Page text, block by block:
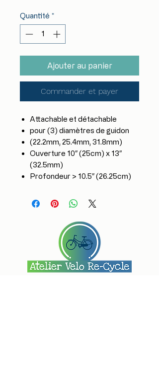
Quantité *
Ajouter au panier
Commander et payer
Attachable et détachable
pour (3) diamètres de guidon
(22.2mm, 25.4mm, 31.8mm)
Ouverture 10″ (25cm) x 13″
(32.5mm)
Profondeur > 10.5″ (26.25cm)